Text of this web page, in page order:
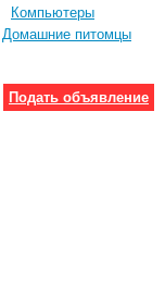
Компьютеры
Домашние питомцы
Подать объявление